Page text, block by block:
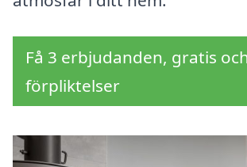
Få 3 erbjudanden, gratis
förpliktelser